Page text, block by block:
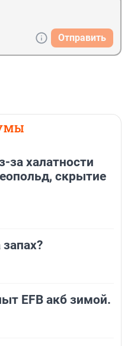
Отправить
за халатности
скрытиe
EFB акб зимой.